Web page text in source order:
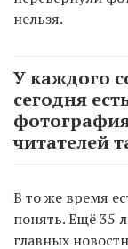
нельзя.
У каждого
сегодня
читателей
В то же время
понять. Ещё 35
главных